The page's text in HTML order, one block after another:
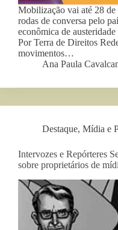
Mobilização vai até 28
rodas de conversa pelo
econômica de
Por Terra de Direitos
movimentos…
Ana Paula
Destaque, Mídia e
Intervozes e Repórteres
sobre proprietários de